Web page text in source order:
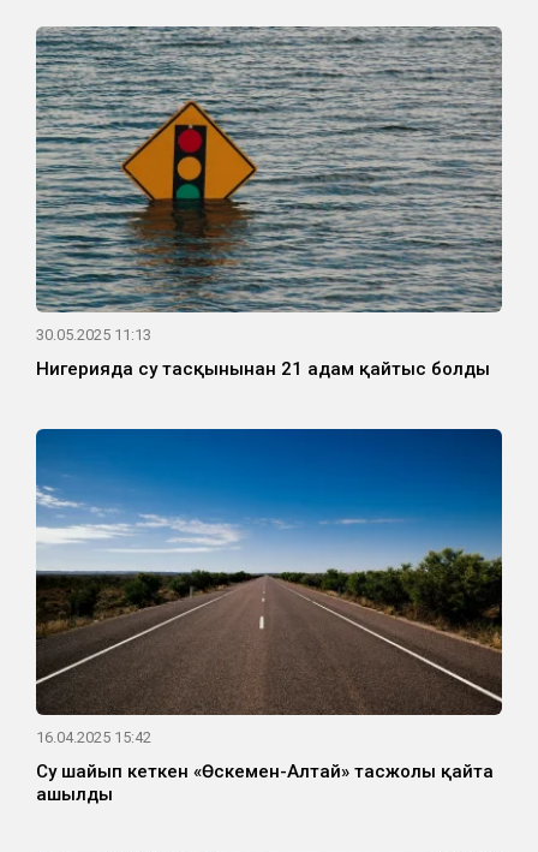
30.05.2025 11:13
Нигерияда су тасқынынан 21 адам қайтыс болды
16.04.2025 15:42
Су шайып кеткен «Өскемен-Алтай» тасжолы қайта
ашылды